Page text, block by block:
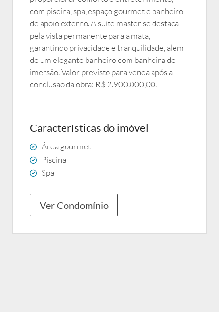
com piscina, spa, espaço gourmet e banheiro
de apoio externo. A suíte master se destaca
pela vista permanente para a mata,
garantindo privacidade e tranquilidade, além
de um elegante banheiro com banheira de
imersão. Valor previsto para venda após a
conclusão da obra: R$ 2.900.000,00.
Características do imóvel
Área gourmet
Piscina
Spa
Ver Condomínio